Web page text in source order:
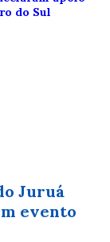
Juruá
evento